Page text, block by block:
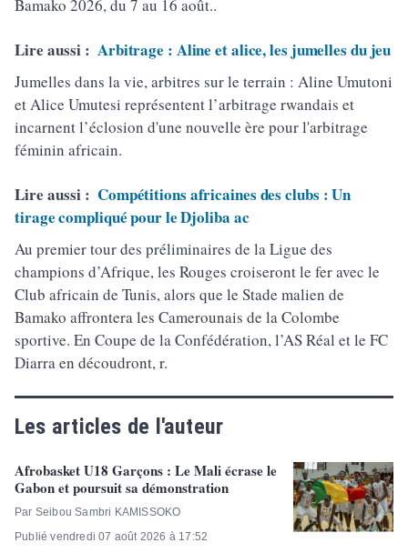
Bamako 2026, du 7 au 16 août..
Lire aussi : Arbitrage : Aline et alice, les jumelles du jeu
Jumelles dans la vie, arbitres sur le terrain : Aline Umutoni
et Alice Umutesi représentent l’arbitrage rwandais et
incarnent l’éclosion d'une nouvelle ère pour l'arbitrage
féminin africain.
Lire aussi : Compétitions africaines des clubs : Un
tirage compliqué pour le Djoliba ac
Au premier tour des préliminaires de la Ligue des
champions d’Afrique, les Rouges croiseront le fer avec le
Club africain de Tunis, alors que le Stade malien de
Bamako affrontera les Camerounais de la Colombe
sportive. En Coupe de la Confédération, l’AS Réal et le FC
Diarra en découdront, r.
Les articles de l'auteur
Afrobasket U18 Garçons : Le Mali écrase le
Gabon et poursuit sa démonstration
Par Seibou Sambri KAMISSOKO
Publié vendredi 07 août 2026 à 17:52